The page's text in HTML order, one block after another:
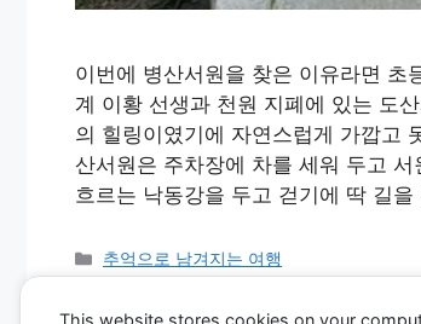
이번에 병산서원을 찾은 이유라면 초
계 이황 선생과 천원 지폐에 있는 도
의 힐링이였기에 자연스럽게 가깝고
산서원은 주차장에 차를 세워 두고
흐르는 낙동강을 두고 걷기에 딱 길
Categories
추억으로 남겨지는 여행
Tags
안동,병산서원,도산서원,한국의 서원,세